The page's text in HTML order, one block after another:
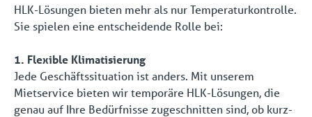
HLK-Lösungen bieten mehr als nur Temperaturkontrolle.
Sie spielen eine entscheidende Rolle bei:
1. Flexible Klimatisierung
Jede Geschäftssituation ist anders. Mit unserem
Mietservice bieten wir temporäre HLK-Lösungen, die
genau auf Ihre Bedürfnisse zugeschnitten sind, ob kurz-